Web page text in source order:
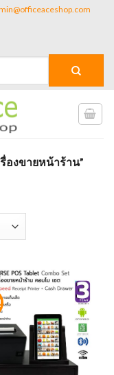
องขายหน้าร้าน”